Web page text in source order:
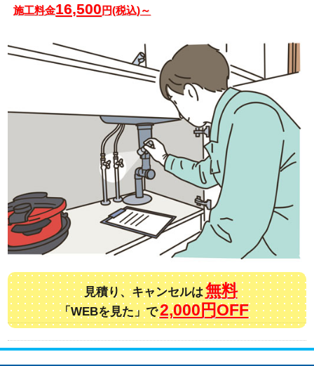
施工料金16,500円(税込)～
見積り、キャンセルは 無料
「WEBを見た」で2,000円OFF